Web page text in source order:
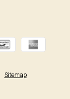
Sitemap